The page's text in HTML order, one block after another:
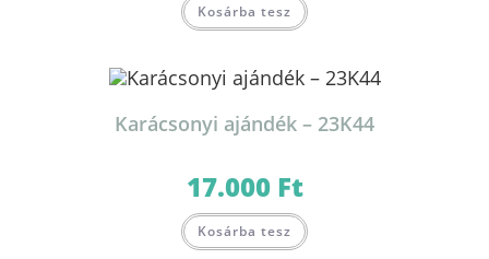
Kosárba tesz
Karácsonyi ajándék – 23K44
17.000 Ft
Kosárba tesz